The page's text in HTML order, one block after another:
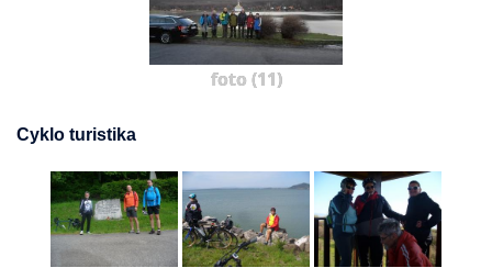
foto (11)
Cyklo turistika